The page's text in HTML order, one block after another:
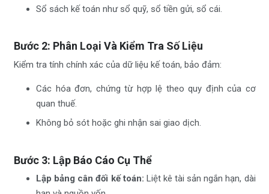
Sổ sách kế toán như sổ quỹ, sổ tiền gửi, sổ cái.
Bước 2: Phân Loại Và Kiểm Tra Số Liệu
Kiểm tra tính chính xác của dữ liệu kế toán, bảo đảm:
Các hóa đơn, chứng từ hợp lệ theo quy định của cơ
quan thuế.
Không bỏ sót hoặc ghi nhận sai giao dịch.
Bước 3: Lập Báo Cáo Cụ Thể
Lập bảng cân đối kế toán: Liệt kê tài sản ngắn hạn, dài